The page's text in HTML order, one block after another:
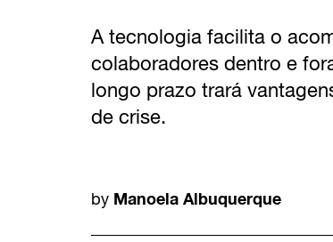
A tecnologia facilita o
colaboradores dentro e
longo prazo trará
de crise.
by Manoela Albuquerque